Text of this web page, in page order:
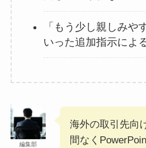
「もう少し親しみや
いった追加指示によ
編集部
海外の取引先向
間なく